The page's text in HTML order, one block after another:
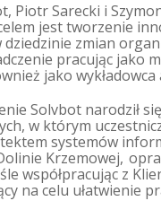
Piotr Sarecki i
jest tworzenie
dziedzinie zmian
pracując jako
jako
Solvbot narodził
w którym
systemów
Krzemowej,
współpracując z
na celu ułatwienie